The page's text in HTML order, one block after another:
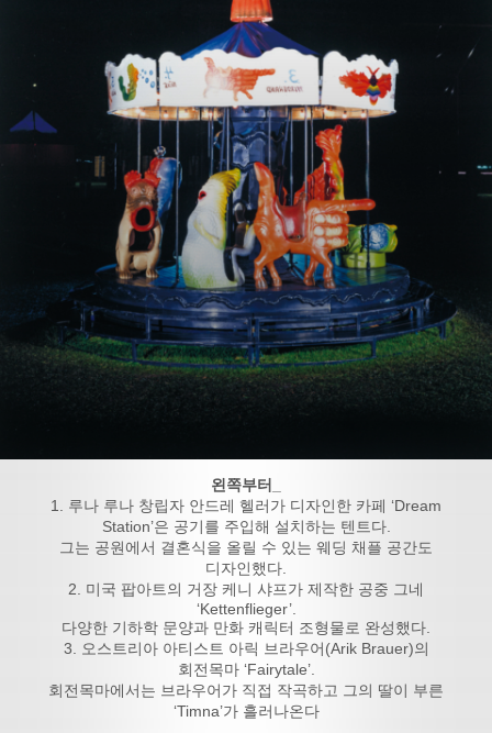
왼쪽부터_
1. 루나 루나 창립자 안드레 헬러가 디자인한 카페 ‘Dream
Station’은 공기를 주입해 설치하는 텐트다.
그는 공원에서 결혼식을 올릴 수 있는 웨딩 채플 공간도
디자인했다.
2. 미국 팝아트의 거장 케니 샤프가 제작한 공중 그네
‘Kettenflieger’.
다양한 기하학 문양과 만화 캐릭터 조형물로 완성했다.
3. 오스트리아 아티스트 아릭 브라우어(Arik Brauer)의
회전목마 ‘Fairytale’.
회전목마에서는 브라우어가 직접 작곡하고 그의 딸이 부른
‘Timna’가 흘러나온다